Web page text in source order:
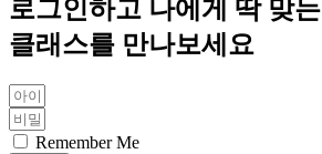
로그인하고 나에게 딱 맞는
클래스를 만나보세요
Remember Me